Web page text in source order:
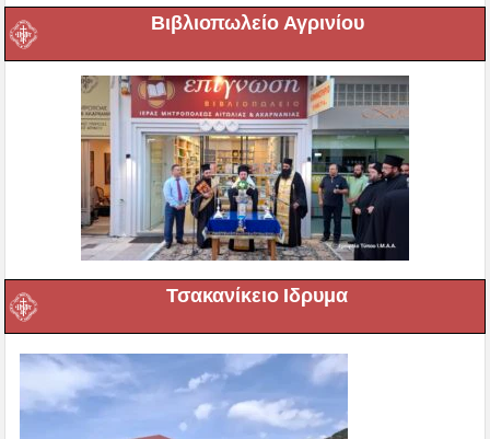
Βιβλιοπωλείο Αγρινίου
Τσακανίκειο Ιδρυμα